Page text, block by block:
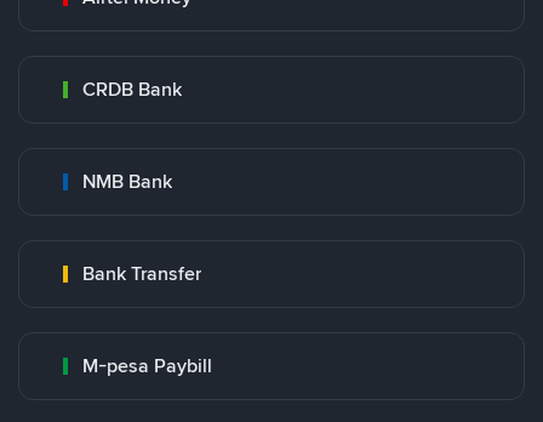
CRDB Bank
NMB Bank
Bank Transfer
M-pesa Paybill